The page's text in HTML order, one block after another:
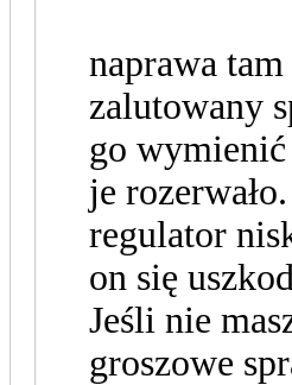
naprawa
zalutowany
go
je rozerwało.
regulator
on się
Jeśli nie
groszowe